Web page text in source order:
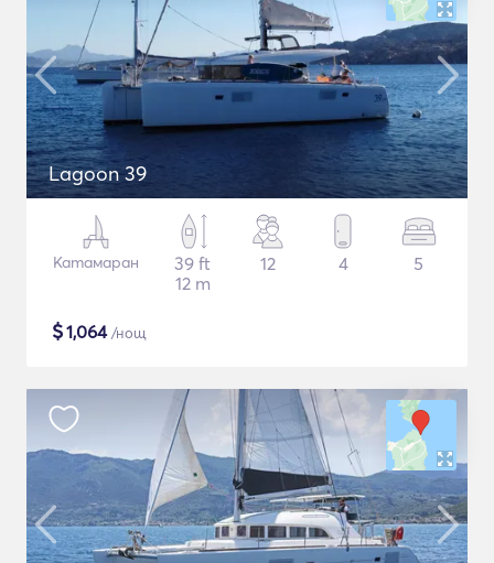
Lagoon 39
Катамаран
39 ft
12 m
12 4 5
$1,064/нощ